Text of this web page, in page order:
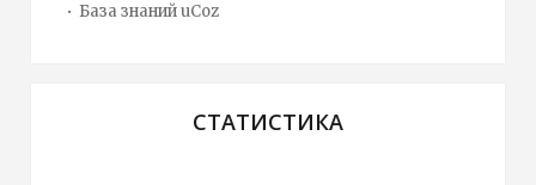
База знаний uCoz
СТАТИСТИКА